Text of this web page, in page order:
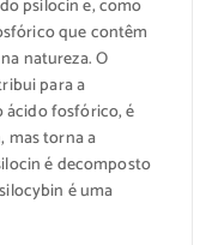
psilocin e, como
que contêm
natureza. O
para a
ácido fosfórico, é
mas torna a
é decomposto
é uma